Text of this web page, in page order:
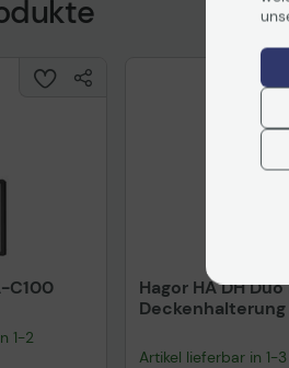
C100
1-2
Hagor HA DH Duo
Artikel lieferbar in 1-